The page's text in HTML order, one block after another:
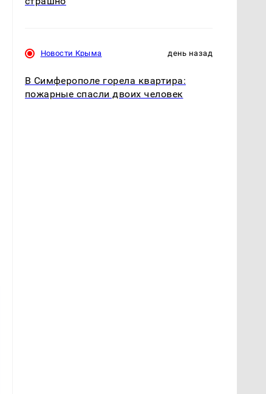
Новости Крыма день назад
В Симферополе горела квартира:
пожарные спасли двоих человек